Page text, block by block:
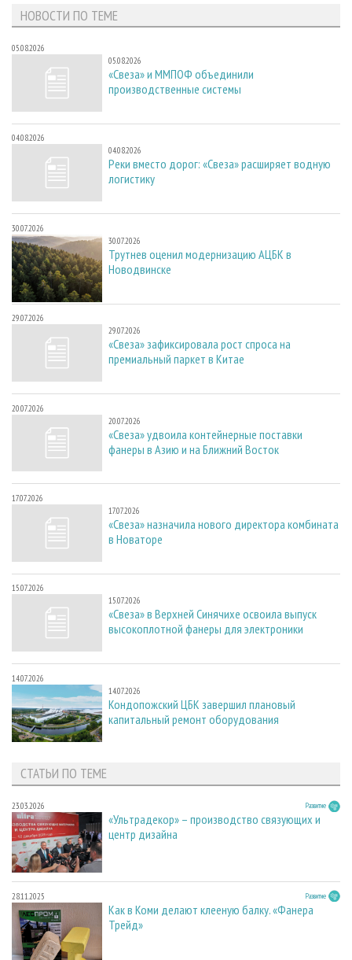
НОВОСТИ ПО ТЕМЕ
05.08.2026
05.08.2026
«Свеза» и ММПОФ объединили
производственные системы
04.08.2026
04.08.2026
Реки вместо дорог: «Свеза» расширяет водную
логистику
30.07.2026
30.07.2026
Трутнев оценил модернизацию АЦБК в
Новодвинске
29.07.2026
29.07.2026
«Свеза» зафиксировала рост спроса на
премиальный паркет в Китае
20.07.2026
20.07.2026
«Свеза» удвоила контейнерные поставки
фанеры в Азию и на Ближний Восток
17.07.2026
17.07.2026
«Свеза» назначила нового директора комбината
в Новаторе
15.07.2026
15.07.2026
«Свеза» в Верхней Синячихе освоила выпуск
высокоплотной фанеры для электроники
14.07.2026
14.07.2026
Кондопожский ЦБК завершил плановый
капитальный ремонт оборудования
СТАТЬИ ПО ТЕМЕ
23.03.2026 Развитие
«Ультрадекор» – производство связующих и
центр дизайна
28.11.2025 Развитие
Как в Коми делают клееную балку. «Фанера
Трейд»